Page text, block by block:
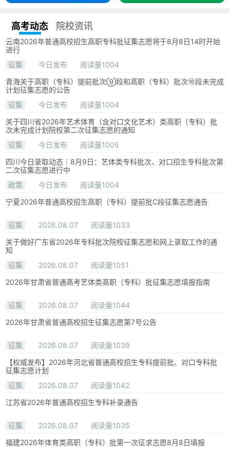
高考动态 院校资讯
云南2026年普通高校招生高职专科批征集志愿将于8月8日14时开始
进行
征集
今日发布
阅读量1004
青海关于高职（专科）提前批次⑨段和高职（专科）批次⑩段未完成
计划征集志愿的公告
征集
今日发布
阅读量1004
关于四川省2026年艺术体育（含对口文化艺术）类高职（专科）批
次未完成计划院校第二次征集志愿的通知
征集
今日发布
阅读量1005
四川今日录取动态｜8月9日：艺体类专科批次、对口招生专科批次第
二次征集志愿进行中
政策
今日发布
阅读量1004
宁夏2026年普通高校招生高职（专科）提前批C段征集志愿通告
征集 2026.08.07
阅读量1033
关于做好广东省2026年专科批次院校征集志愿和网上录取工作的通
知
征集
2026.08.07
阅读量1051
2026年甘肃省普通高考艺体类高职（专科）批征集志愿填报指南
征集 2026.08.07
阅读量1044
2026年甘肃省普通高校招生征集志愿第7号公告
征集 2026.08.07
阅读量1039
【权威发布】2026年河北省普通高校招生专科提前批、对口专科批
征集志愿计划
征集
2026.08.07
阅读量1042
江苏省2026年普通高校招生专科补录通告
征集 2026.08.07
阅读量1035
福建2026年体育类高职（专科）批第一次征求志愿8月8日填报